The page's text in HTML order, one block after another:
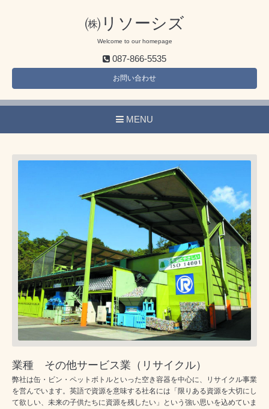
㈱リソーシズ
Welcome to our homepage
087-866-5535
お問い合わせ
MENU
業種 その他サービス業（リサイクル）
弊社は缶・ビン・ペットボトルといった空き容器を中心に、リサイクル事業
を営んでいます。英語で資源を意味する社名には「限りある資源を大切にし
て欲しい、未来の子供たちに資源を残したい」という強い思いを込めていま